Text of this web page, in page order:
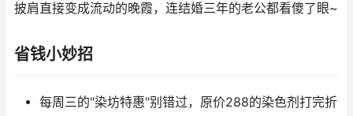
披肩直接变成流动的晚霞，连结婚三年的老公都看傻了眼~
省钱小妙招
每周三的"染坊特惠"别错过，原价288的染色剂打完折